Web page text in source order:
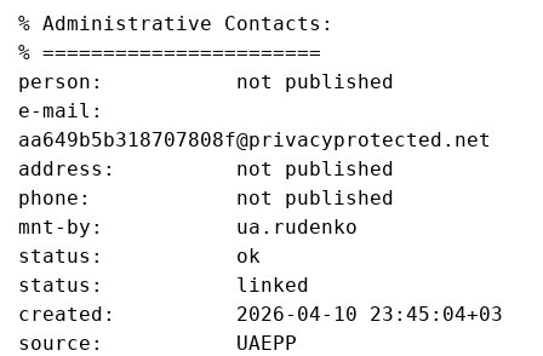
% Administrative Contacts:
% =======================
person:           not published
e-mail:
aa649b5b318707808f@privacyprotected.net
address:          not published
phone:            not published
mnt-by:           ua.rudenko
status:           ok
status:           linked
created:          2026-04-10 23:45:04+03
source:           UAEPP